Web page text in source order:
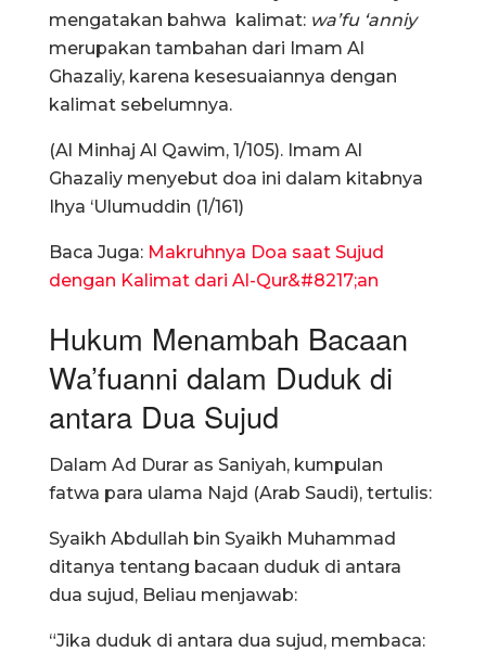
mengatakan bahwa kalimat: wa’fu ‘anniy
merupakan tambahan dari Imam Al
Ghazaliy, karena kesesuaiannya dengan
kalimat sebelumnya.
(Al Minhaj Al Qawim, 1/105). Imam Al
Ghazaliy menyebut doa ini dalam kitabnya
Ihya ‘Ulumuddin (1/161)
Baca Juga: Makruhnya Doa saat Sujud
dengan Kalimat dari Al-Qur&#8217;an
Hukum Menambah Bacaan
Wa’fuanni dalam Duduk di
antara Dua Sujud
Dalam Ad Durar as Saniyah, kumpulan
fatwa para ulama Najd (Arab Saudi), tertulis:
Syaikh Abdullah bin Syaikh Muhammad
ditanya tentang bacaan duduk di antara
dua sujud, Beliau menjawab:
“Jika duduk di antara dua sujud, membaca: